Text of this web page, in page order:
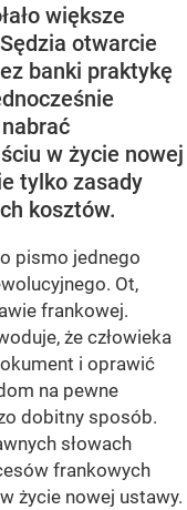
większe
otwarcie
banki praktykę
w życie nowej
tylko zasady
kosztów.
pismo jednego
Ot,
frankowej.
że człowieka
i oprawić
na pewne
dobitny sposób.
słowach
frankowych
życie nowej ustawy.